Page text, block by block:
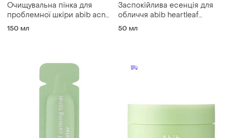
Очищувальна пінка для
проблемної шкіри abib acne
foam cleanser heartleaf
150 мл
Заспокійлива есенція для
обличчя abib heartleaf
essence calming pump, 50
50 мл